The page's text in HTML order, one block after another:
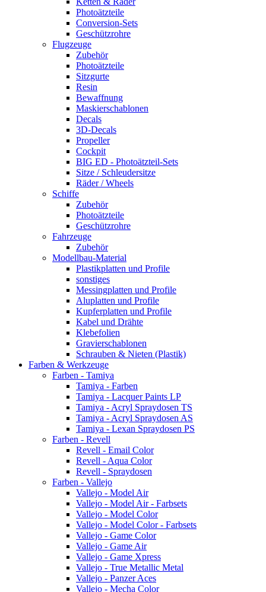
Photoätzteile
Conversion-Sets
Geschützrohre
Flugzeuge
Zubehör
Photoätzteile
Sitzgurte
Resin
Bewaffnung
Maskierschablonen
Decals
3D-Decals
Propeller
Cockpit
BIG ED - Photoätzteil-Sets
Sitze / Schleudersitze
Räder / Wheels
Schiffe
Zubehör
Photoätzteile
Geschützrohre
Fahrzeuge
Zubehör
Modellbau-Material
Plastikplatten und Profile
sonstiges
Messingplatten und Profile
Aluplatten und Profile
Kupferplatten und Profile
Kabel und Drähte
Klebefolien
Gravierschablonen
Schrauben & Nieten (Plastik)
Farben & Werkzeuge
Farben - Tamiya
Tamiya - Farben
Tamiya - Lacquer Paints LP
Tamiya - Acryl Spraydosen TS
Tamiya - Acryl Spraydosen AS
Tamiya - Lexan Spraydosen PS
Farben - Revell
Revell - Email Color
Revell - Aqua Color
Revell - Spraydosen
Farben - Vallejo
Vallejo - Model Air
Vallejo - Model Air - Farbsets
Vallejo - Model Color
Vallejo - Model Color - Farbsets
Vallejo - Game Color
Vallejo - Game Air
Vallejo - Game Xpress
Vallejo - True Metallic Metal
Vallejo - Panzer Aces
Vallejo - Mecha Color